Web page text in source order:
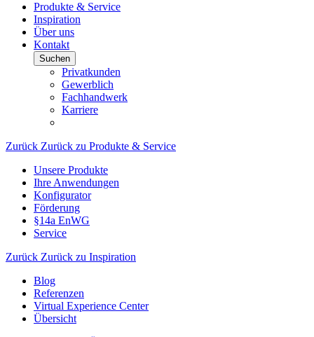
Produkte & Service
Inspiration
Über uns
Kontakt
Suchen
Privatkunden
Gewerblich
Fachhandwerk
Karriere
Zurück Zurück zu Produkte & Service
Unsere Produkte
Ihre Anwendungen
Konfigurator
Förderung
§14a EnWG
Service
Zurück Zurück zu Inspiration
Blog
Referenzen
Virtual Experience Center
Übersicht